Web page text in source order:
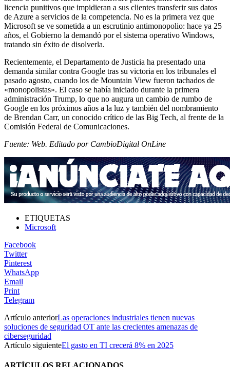
licencia punitivos que impidieran a sus clientes transferir sus datos
de Azure a servicios de la competencia. No es la primera vez que
Microsoft se ve sometida a un escrutinio antimonopolio: hace ya 25
años, el Gobierno la demandó por el sistema operativo Windows,
tratando sin éxito de disolverla.
Recientemente, el Departamento de Justicia ha presentado una
demanda similar contra Google tras su victoria en los tribunales el
pasado agosto, cuando los de Mountain View fueron tachados de
«monopolistas». El caso se había iniciado durante la primera
administración Trump, lo que no augura un cambio de rumbo de
Google en los próximos años a la luz y también del nombramiento
de Brendan Carr, un conocido crítico de las Big Tech, al frente de la
Comisión Federal de Comunicaciones.
Fuente: Web. Editado por CambioDigital OnLine
ETIQUETAS
Microsoft
Facebook
Twitter
Pinterest
WhatsApp
Email
Print
Telegram
Artículo anteriorLas operaciones industriales tienen nuevas
soluciones de seguridad OT ante las crecientes amenazas de
ciberseguridad
Artículo siguienteEl gasto en TI crecerá 8% en 2025
ARTÍCULOS RELACIONADOS